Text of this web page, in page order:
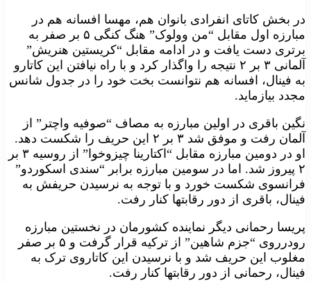
در بخش کاتای انفرادی بانوان هم، مهسا افسانه هم در
مبارزه اول مقابل “من وولوک” هنگ کنگی ۵ بر صفر به
برتری دست یافت و در ادامه مقابل “کریستین هنریش”
آلمانی ۳ بر ۲ نتیجه را واگذار کرد و با راه نیافتن این کاتارو
به فینال، افسانه هم نتوانست بخت خود را در جدول شانس
مجدد بیازماید.
نگین باقری در اولین مبارزه به مصاف “صوفیه واچتر” از
آلمان رفت و موفق شد ۳ بر ۲ این حریف را شکست دهد.
او در دومین مبارزه مقابل “اکتارینا چیزوخوا” از روسیه ۳ بر
۲ پیروز شد. اما در سومین مبارزه برابر “سندی اسکوردو”
فرانسوی شکست خورد و با توجه به نرسیدن حریفش به
فینال، باقری از دور رقابتها کنار رفت.
پریسا رحمانی دیگر نماینده کشورمان در نخستین مبارزه
رودرروی “جزم شاهین” از ترکیه قرار گرفت و ۵ بر صفر
مغلوب این حریف شد و با نرسیدن این کاتاروی ترک به
فینال، رحمانی از دور رقابتها کنار رفت.